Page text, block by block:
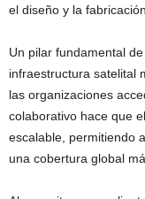
el diseño y la
Un pilar fundamental
infraestructura satelital
las organizaciones
colaborativo hace que
escalable, permitiendo
una cobertura global